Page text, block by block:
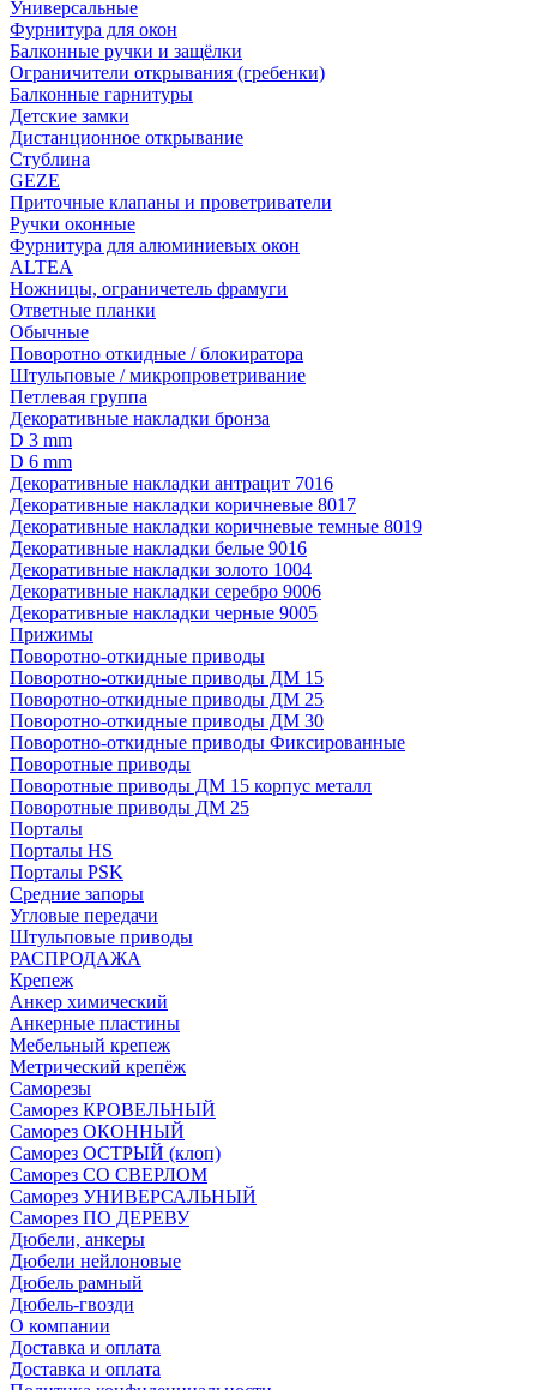
Универсальные
Фурнитура для окон
Балконные ручки и защёлки
Ограничители открывания (гребенки)
Балконные гарнитуры
Детские замки
Дистанционное открывание
Стублина
GEZE
Приточные клапаны и проветриватели
Ручки оконные
Фурнитура для алюминиевых окон
ALTEA
Ножницы, ограничетель фрамуги
Ответные планки
Обычные
Поворотно откидные / блокиратора
Штульповые / микропроветривание
Петлевая группа
Декоративные накладки бронза
D 3 mm
D 6 mm
Декоративные накладки антрацит 7016
Декоративные накладки коричневые 8017
Декоративные накладки коричневые темные 8019
Декоративные накладки белые 9016
Декоративные накладки золото 1004
Декоративные накладки серебро 9006
Декоративные накладки черные 9005
Прижимы
Поворотно-откидные приводы
Поворотно-откидные приводы ДМ 15
Поворотно-откидные приводы ДМ 25
Поворотно-откидные приводы ДМ 30
Поворотно-откидные приводы Фиксированные
Поворотные приводы
Поворотные приводы ДМ 15 корпус металл
Поворотные приводы ДМ 25
Порталы
Порталы HS
Порталы PSK
Средние запоры
Угловые передачи
Штульповые приводы
РАСПРОДАЖА
Крепеж
Анкер химический
Анкерные пластины
Мебельный крепеж
Метрический крепёж
Саморезы
Саморез КРОВЕЛЬНЫЙ
Саморез ОКОННЫЙ
Саморез ОСТРЫЙ (клоп)
Саморез СО СВЕРЛОМ
Саморез УНИВЕРСАЛЬНЫЙ
Саморез ПО ДЕРЕВУ
Дюбели, анкеры
Дюбели нейлоновые
Дюбель рамный
Дюбель-гвозди
О компании
Доставка и оплата
Доставка и оплата